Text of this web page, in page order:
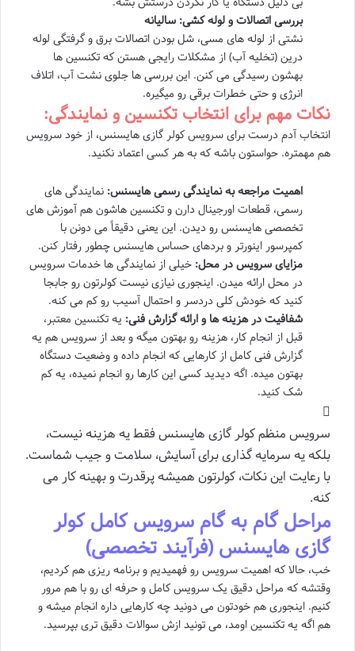
بررسی اتصالات و لوله کشی: سالیانه
نشتی از لوله های مسی، شل بودن اتصالات برق و گرفتگی لوله
درین (تخلیه آب) از مشکلات رایجی هستن که تکنسین ها
بهشون رسیدگی می کنن. این بررسی ها جلوی نشت آب، اتلاف
انرژی و حتی خطرات برقی رو میگیره.
نکات مهم برای انتخاب تکنسین و نمایندگی:
انتخاب آدم درست برای سرویس کولر گازی هایسنس، از خود سرویس
هم مهمتره. حواستون باشه که به هر کسی اعتماد نکنید.
اهمیت مراجعه به نمایندگی رسمی هایسنس: نمایندگی های
رسمی، قطعات اورجینال دارن و تکنسین هاشون هم آموزش های
تخصصی هایسنس رو دیدن. این یعنی دقیقاً می دونن با
کمپرسور اینورتر و بردهای حساس هایسنس چطور رفتار کنن.
مزایای سرویس در محل: خیلی از نمایندگی ها خدمات سرویس
در محل ارائه میدن. اینجوری نیازی نیست کولرتون رو جابجا
کنید که خودش کلی دردسر و احتمال آسیب رو کم می کنه.
شفافیت در هزینه ها و ارائه گزارش فنی: یه تکنسین معتبر،
قبل از انجام کار، هزینه رو بهتون میگه و بعد از سرویس هم یه
گزارش فنی کامل از کارهایی که انجام داده و وضعیت دستگاه
بهتون میده. اگه دیدید کسی این کارها رو انجام نمیده، یه کم
شک کنید.
سرویس منظم کولر گازی هایسنس فقط یه هزینه نیست،
بلکه یه سرمایه گذاری برای آسایش، سلامت و جیب شماست.
با رعایت این نکات، کولرتون همیشه پرقدرت و بهینه کار می
کنه.
مراحل گام به گام سرویس کامل کولر
گازی هایسنس (فرآیند تخصصی)
خب، حالا که اهمیت سرویس رو فهمیدیم و برنامه ریزی هم کردیم،
وقتشه که مراحل دقیق یک سرویس کامل و حرفه ای رو با هم مرور
کنیم. اینجوری هم خودتون می دونید چه کارهایی داره انجام میشه و
هم اگه یه تکنسین اومد، می تونید ازش سوالات دقیق تری بپرسید.